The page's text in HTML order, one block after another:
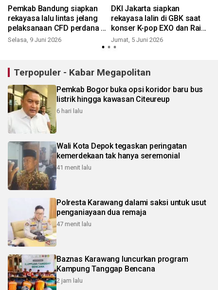
Pemkab Bandung siapkan
rekayasa lalu lintas jelang
pelaksanaan CFD perdana di
Soreang
Selasa, 9 Juni 2026
DKI Jakarta siapkan
rekayasa lalin di GBK saat
konser K-pop EXO dan Raisa
pekan ini
Jumat, 5 Juni 2026
Terpopuler - Kabar Megapolitan
Pemkab Bogor buka opsi koridor baru bus
listrik hingga kawasan Citeureup
6 hari lalu
Wali Kota Depok tegaskan peringatan
kemerdekaan tak hanya seremonial
41 menit lalu
Polresta Karawang dalami saksi untuk usut
penganiayaan dua remaja
47 menit lalu
Baznas Karawang luncurkan program
Kampung Tanggap Bencana
2 jam lalu